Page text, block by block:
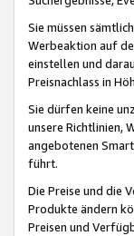
Sie müssen
Werbeaktion auf
einstellen und
Preisnachlass in
Sie dürfen keine
unsere Richtlinien,
angebotenen
führt.
Die Preise und die
Produkte ändern
Preisen und